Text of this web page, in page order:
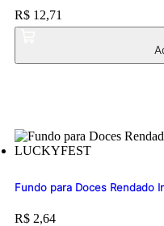
Price:
R$ 12,71
Fundo para Doces Rendado
Price:
R$ 2,64